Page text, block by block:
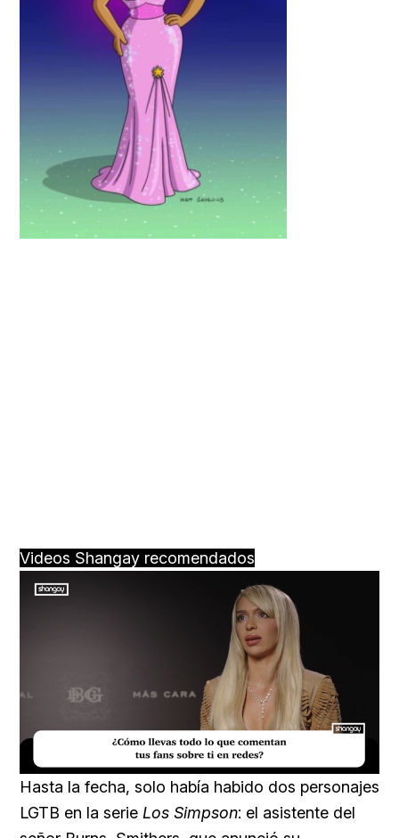
Videos Shangay recomendados
Hasta la fecha, solo había habido dos personajes
LGTB en la serie Los Simpson: el asistente del